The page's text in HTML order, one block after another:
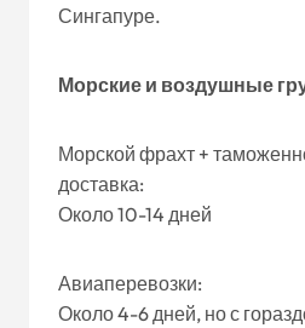
Сингапуре.
Морские и воздушные
Морской фрахт +
доставка:
Около 10-14 дней
Авиаперевозки:
Около 4-6 дней, но с